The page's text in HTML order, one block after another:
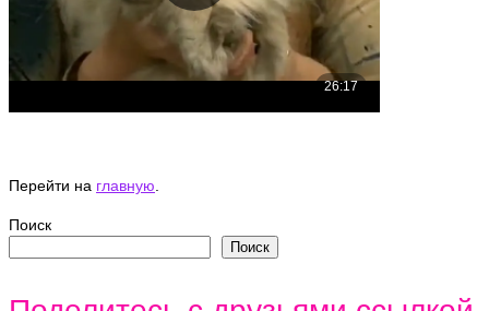
Перейти на главную.
Поиск
Поиск